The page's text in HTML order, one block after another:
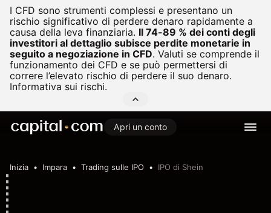
I CFD sono strumenti complessi e presentano un
rischio significativo di perdere denaro rapidamente a
causa della leva finanziaria. Il 74-89 % dei conti degli
investitori al dettaglio subisce perdite monetarie in
seguito a negoziazione in CFD. Valuti se comprende il
funzionamento dei CFD e se può permettersi di
correre l’elevato rischio di perdere il suo denaro.
Informativa sui rischi.
Apri un conto
Inizia Impara Trading sulle IPO IPO di Shein